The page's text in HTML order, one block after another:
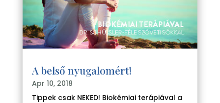
A belső nyugalomért!
Apr 10, 2018
Tippek csak NEKED! Biokémiai terápiával a